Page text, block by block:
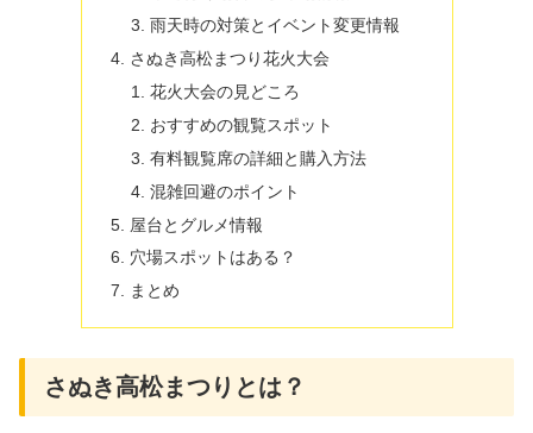
雨天時の対策とイベント変更情報
さぬき高松まつり花火大会
花火大会の見どころ
おすすめの観覧スポット
有料観覧席の詳細と購入方法
混雑回避のポイント
屋台とグルメ情報
穴場スポットはある？
まとめ
さぬき高松まつりとは？